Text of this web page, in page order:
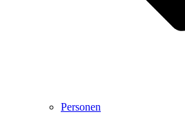
Personen